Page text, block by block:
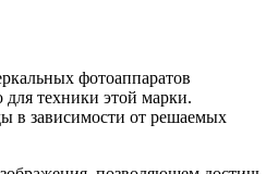
фотоаппаратов
для техники этой марки.
в зависимости от решаемых